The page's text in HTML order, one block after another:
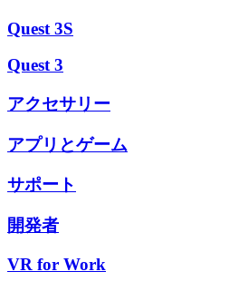
Quest 3S
Quest 3
アクセサリー
アプリとゲーム
サポート
開発者
VR for Work